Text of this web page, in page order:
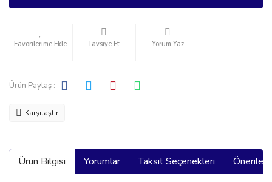
Tavsiye Et Yorum Yaz
Ürün Paylaş :
Karşılaştır
Ürün Bilgisi Yorumlar Taksit Seçenekleri